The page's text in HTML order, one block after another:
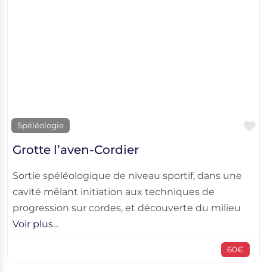
Spéléologie
Grotte l’aven-Cordier
Sortie spéléologique de niveau sportif, dans une
cavité mêlant initiation aux techniques de
progression sur cordes, et découverte du milieu
Voir plus…
60€